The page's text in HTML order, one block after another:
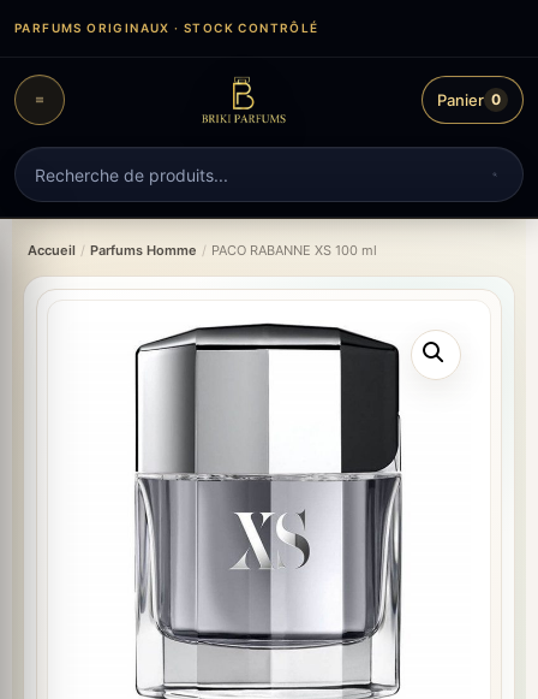
contenu
PARFUMS ORIGINAUX · STOCK CONTRÔLÉ
Recherche
de
produits
Panier 0
Accueil / Parfums Homme / PACO RABANNE XS 100 ml